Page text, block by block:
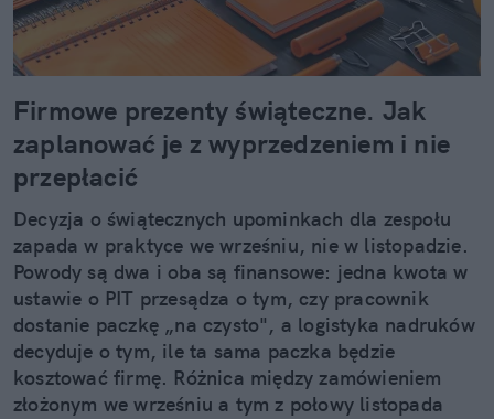
Firmowe prezenty świąteczne. Jak
zaplanować je z wyprzedzeniem i nie
przepłacić
Decyzja o świątecznych upominkach dla zespołu
zapada w praktyce we wrześniu, nie w listopadzie.
Powody są dwa i oba są finansowe: jedna kwota w
ustawie o PIT przesądza o tym, czy pracownik
dostanie paczkę „na czysto", a logistyka nadruków
decyduje o tym, ile ta sama paczka będzie
kosztować firmę. Różnica między zamówieniem
złożonym we wrześniu a tym z połowy listopada